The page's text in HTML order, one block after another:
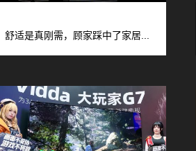
舒适是真刚需，顾家踩中了家居...